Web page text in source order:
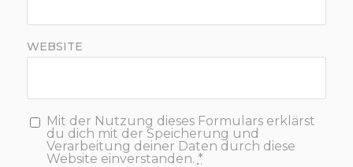
WEBSITE
Mit der Nutzung dieses Formulars erklärst
du dich mit der Speicherung und
Verarbeitung deiner Daten durch diese
Website einverstanden. *